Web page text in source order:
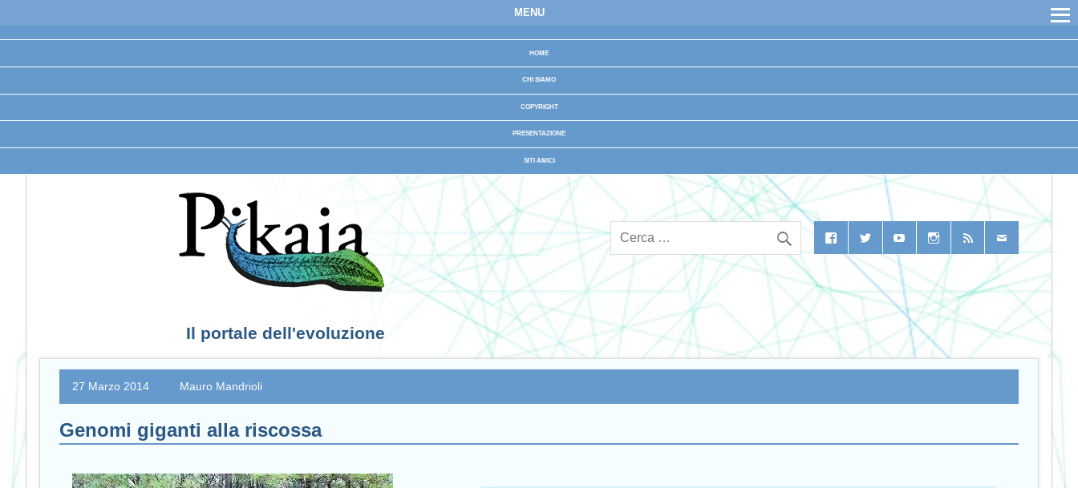
MENU
HOME
CHI SIAMO
COPYRIGHT
PRESENTAZIONE
SITI AMICI
Il portale dell'evoluzione
27 Marzo 2014 Mauro Mandrioli
Genomi giganti alla riscossa